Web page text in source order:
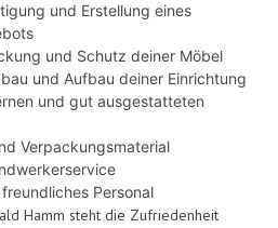
und Erstellung eines
und Schutz deiner Möbel
und Aufbau deiner Einrichtung
und gut ausgestatteten
Verpackungsmaterial
Personal
Hamm steht die Zufriedenheit